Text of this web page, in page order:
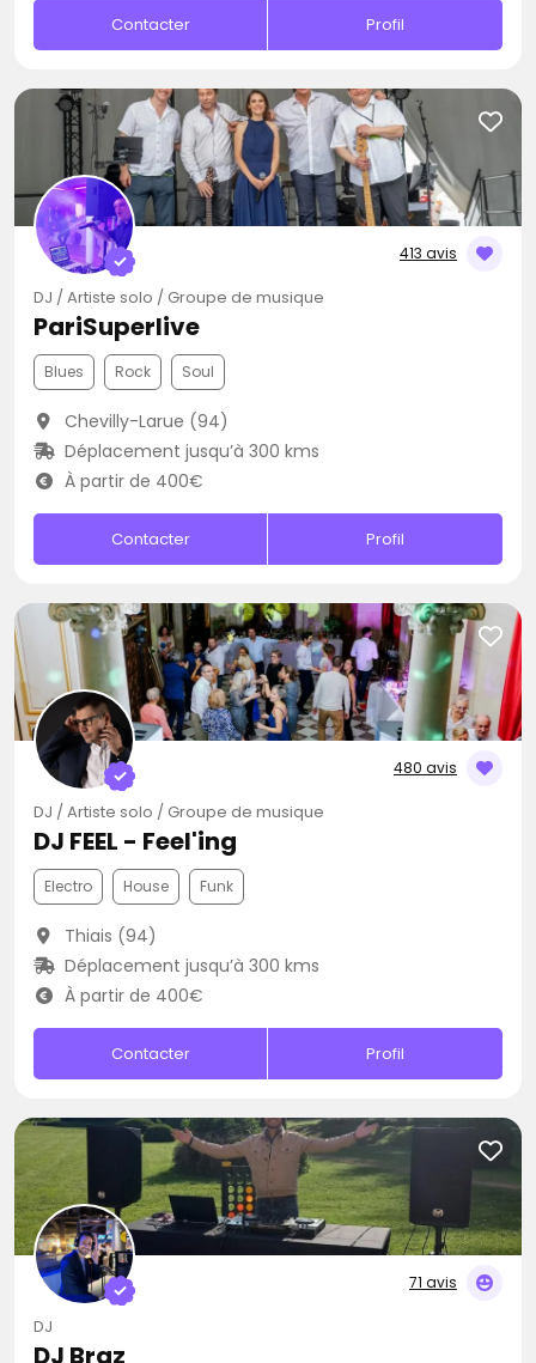
Contacter Profil
413 avis
DJ / Artiste solo / Groupe de musique
PariSuperlive
Blues Rock Soul
Chevilly-Larue (94)
Déplacement jusqu’à 300 kms
À partir de 400€
Contacter Profil
480 avis
DJ / Artiste solo / Groupe de musique
DJ FEEL - Feel'ing
Electro House Funk
Thiais (94)
Déplacement jusqu’à 300 kms
À partir de 400€
Contacter Profil
71 avis
DJ
DJ Braz